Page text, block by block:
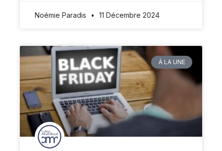
Noémie Paradis 11 Décembre 2024
À LA UNE